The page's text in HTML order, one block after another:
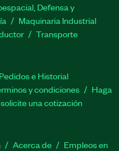
Defensa y
Maquinaria Industrial
Transporte
Pedidos e Historial
y condiciones
Haga
una cotización
Acerca de
Empleos en